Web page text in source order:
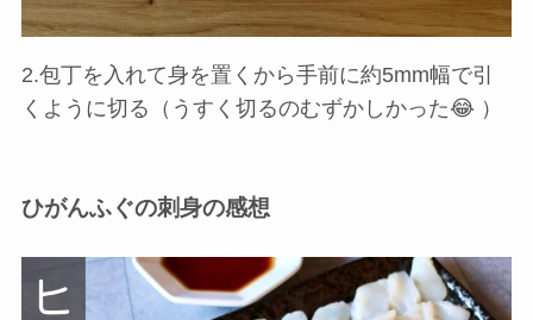
2.包丁を入れて身を置くから手前に約5mm幅で引
くように切る（うすく切るのむずかしかった😂 ）
ひがんふぐの刺身の感想